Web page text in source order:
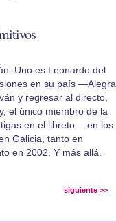
Uno es Leonardo del
en su país —Alegra
y regresar al directo,
el único miembro de la
en el libreto— en los
Galicia, tanto en
en 2002. Y más allá.
siguiente >>